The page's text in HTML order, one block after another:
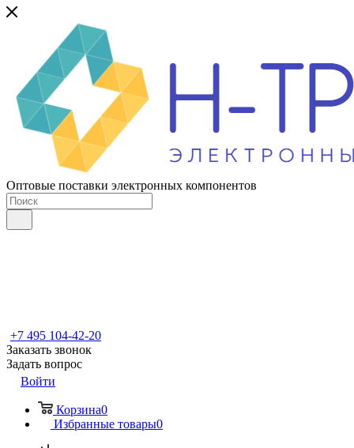
Оптовые поставки электронных компонентов
+7 495 104-42-20
Заказать звонок
Задать вопрос
Войти
Корзина0
Избранные товары0